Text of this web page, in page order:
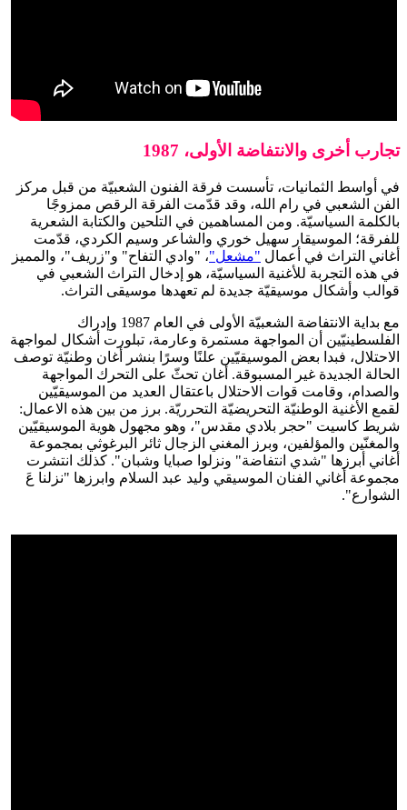
تجارب أخرى والانتفاضة الأولى، 1987
في أواسط الثمانيات، تأسست فرقة الفنون الشعبيّة من قبل مركز
الفن الشعبي في رام الله، وقد قدّمت الفرقة الرقص ممزوجًا
بالكلمة السياسيّة. ومن المساهمين في التلحين والكتابة الشعرية
للفرقة؛ الموسيقار سهيل خوري والشاعر وسيم الكردي، قدّمت
أغاني التراث في أعمال "مشعل"، "وادي التفاح" و"زريف"، والمميز
في هذه التجربة للأغنية السياسيّة، هو إدخال التراث الشعبي في
قوالب وأشكال موسيقيّة جديدة لم تعهدها موسيقى التراث.
مع بداية الانتفاضة الشعبيّة الأولى في العام 1987 وإدراك
الفلسطينيّين أن المواجهة مستمرة وعارمة، تبلورت أشكال لمواجهة
الاحتلال، فبدا بعض الموسيقيّين علنًا وسرًا بنشر أغان وطنيّة توصف
الحالة الجديدة غير المسبوقة. أغان تحثّ على التحرك المواجهة
والصدام، وقامت قوات الاحتلال باعتقال العديد من الموسيقيّين
لقمع الأغنية الوطنيّة التحريضيّة التحرريّة. برز من بين هذه الاعمال:
شريط كاسيت "حجر بلادي مقدس"، وهو مجهول هوية الموسيقيّين
والمغنّين والمؤلفين، وبرز المغني الزجال ثائر البرغوثي بمجموعة
أغاني أبرزها "شدي انتفاضة" ونزلوا صبايا وشبان". كذلك انتشرت
مجموعة أغاني الفنان الموسيقي وليد عبد السلام وابرزها "نزلنا عَ
الشوارع".